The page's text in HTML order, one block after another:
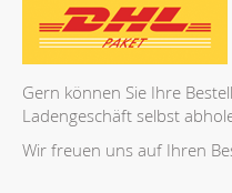
Gern können Sie Ihre
Ladengeschäft selbst
Wir freuen uns auf Ihren